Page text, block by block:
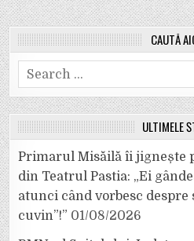
CAUTĂ
Search
for:
ULTIMELE
Primarul Misăilă îi jignește
din Teatrul Pastia: „Ei
atunci când vorbesc despre
cuvin”!” 01/08/2026